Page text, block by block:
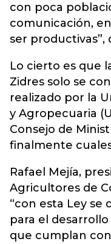
con poca
comunicación,
ser productivas”,
Lo cierto es que
Zidres solo se
realizado por la
y Agropecuaria
Consejo de
finalmente
Rafael Mejía,
Agricultores de
“con esta Ley se
para el
que cumplan